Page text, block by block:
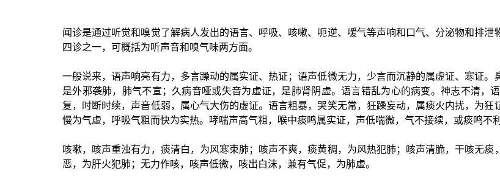
闻诊是通过听觉和嗅觉了解病人发出的语言、呼吸、咳嗽、呃逆、嗳气等声响和口气、分泌物和排泄
四诊之一，可概括为听声音和嗅气味两方面。
一般说来，语声响亮有力，多言躁动的属实证、热证；语声低微无力，少言而沉静的属虚证、寒证。
是外邪袭肺，肺气不宣；久病音哑或失音为虚证，是肺肾阴虚。语言错乱为心的病变。神志不清，
复，时断时续，声音低弱，属心气大伤的虚证。语言粗暴，哭笑无常，狂躁妄动，属痰火内扰，为
慢为气虚，呼吸气粗而快为实热。哮喘声高气粗，喉中痰鸣属实证，声低喘微，气不接续，或痰鸣不
咳嗽，咳声重浊有力，痰清白，为风寒束肺；咳声不爽，痰黄稠，为风热犯肺；咳声清脆，干咳无
恶，为肝火犯肺；无力作咳，咳声低微，咳出白沫，兼有气促，为肺虚。